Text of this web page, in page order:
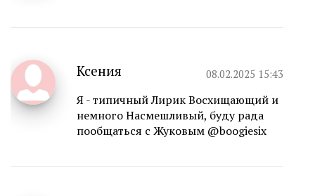
Ксения 08.02.2025 15:43
Я - типичный Лирик Восхищающий и
немного Насмешливый, буду рада
пообщаться с Жуковым @boogiesix